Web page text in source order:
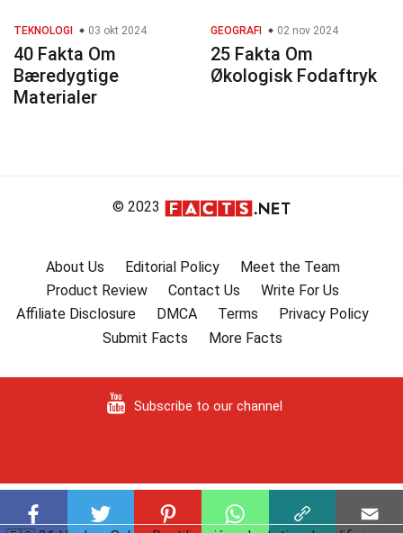
TEKNOLOGI 03 okt 2024
40 Fakta Om
Bæredygtige
Materialer
GEOGRAFI 02 nov 2024
25 Fakta Om
Økologisk Fodaftryk
© 2023
About Us Editorial Policy
Meet the Team
Product Review
Contact Us
Write For Us
Affiliate Disclosure
DMCA Terms
Privacy Policy
Submit Facts
More Facts
Subscribe to our channel